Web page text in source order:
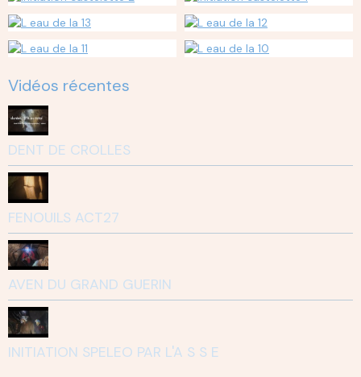
Vidéos récentes
DENT DE CROLLES
FENOUILS ACT27
AVEN DU GRAND GUERIN
INITIATION SPELEO PAR L'A S S E